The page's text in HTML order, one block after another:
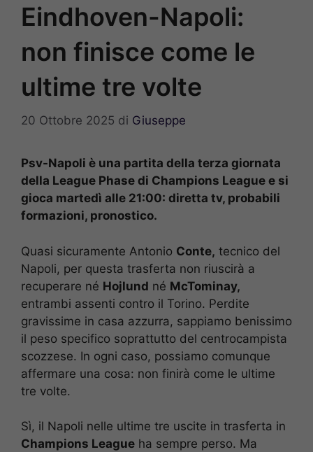
Eindhoven-Napoli:
non finisce come le
ultime tre volte
20 Ottobre 2025 di Giuseppe
Psv-Napoli è una partita della terza giornata
della League Phase di Champions League e si
gioca martedì alle 21:00: diretta tv, probabili
formazioni, pronostico.
Quasi sicuramente Antonio Conte, tecnico del
Napoli, per questa trasferta non riuscirà a
recuperare né Hojlund né McTominay,
entrambi assenti contro il Torino. Perdite
gravissime in casa azzurra, sappiamo benissimo
il peso specifico soprattutto del centrocampista
scozzese. In ogni caso, possiamo comunque
affermare una cosa: non finirà come le ultime
tre volte.
Sì, il Napoli nelle ultime tre uscite in trasferta in
Champions League ha sempre perso. Ma